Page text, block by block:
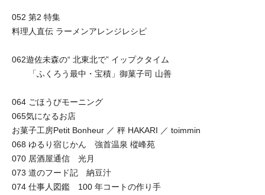
052 第2 特集
料理人直伝 ラーメンアレンジレシピ
062遊佐未森の“ 北東北で” イップクタイム
「ふくろう最中・宝積」御菓子司 山善
064 ごほうびモーニング
065気になるお店
お菓子工房Petit Bonheur ／ 秤 HAKARI ／ toimmin
068 ゆるり宿じかん 強首温泉 樅峰苑
070 居酒屋通信 光月
073 道のフード記 納豆汁
074 仕事人図鑑 100 年コートの作り手